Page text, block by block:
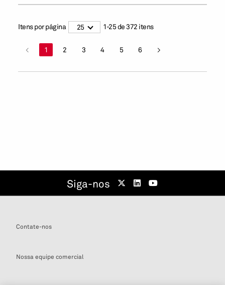
Itens por página 25 1-25de372 itens
< 1 2 3 4 5 6 >
Siga-nos
Contate-nos
Nossa equipe comercial